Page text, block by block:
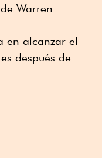
Warren
en alcanzar el
después de